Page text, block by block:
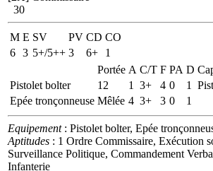
30
M E SV PV CD CO
6 3 5+/5++ 3 6+
1
Portée A C/T F PA D
Pistolet bolter
12 1 3+ 4 0 1
Epée tronçonneuse Mêlée 4 3+ 3 0 1
Equipement: Pistolet bolter, Epée
Aptitudes : 1 Ordre Commissaire, Exécution
Surveillance Politique, Commandement
Infanterie